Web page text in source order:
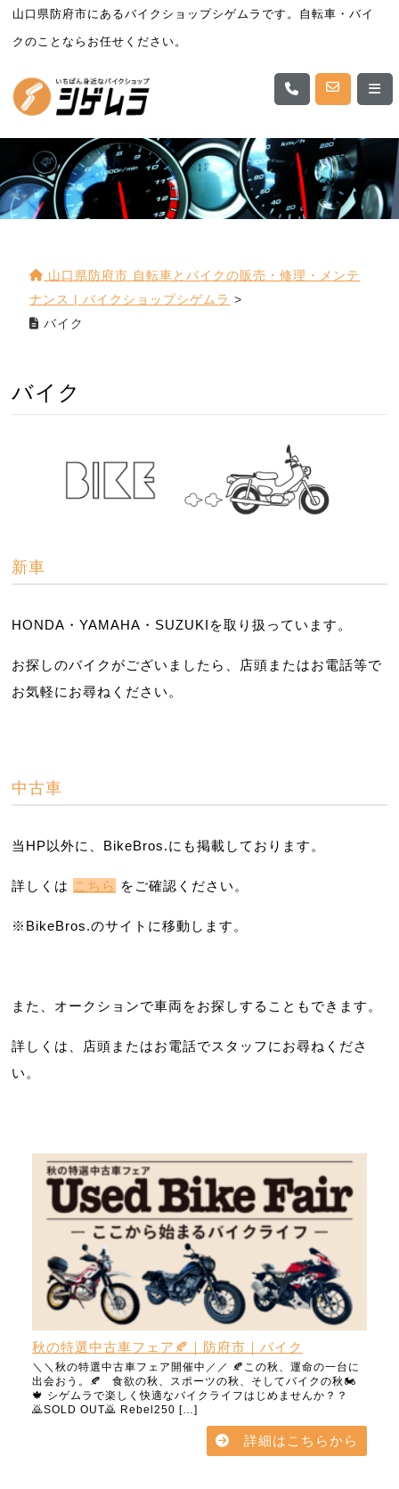
山口県防府市にあるバイクショップシゲムラです。自転車・バイ
クのことならお任せください。
山口県防府市 自転車とバイクの販売・修理・メンテ
ナンス | バイクショップシゲムラ >
バイク
バイク
新車
HONDA・YAMAHA・SUZUKIを取り扱っています。
お探しのバイクがございましたら、店頭またはお電話等で
お気軽にお尋ねください。
中古車
当HP以外に、BikeBros.にも掲載しております。
詳しくは こちら をご確認ください。
※BikeBros.のサイトに移動します。
また、オークションで車両をお探しすることもできます。
詳しくは、店頭またはお電話でスタッフにお尋ねくださ
い。
秋の特選中古車フェア🍂｜防府市｜バイク
＼＼秋の特選中古車フェア開催中／／ 🍂この秋、運命の一台に
出会おう。🍂 食欲の秋、スポーツの秋、そしてバイクの秋🏍️
🍁 シゲムラで楽しく快適なバイクライフはじめませんか？？
🙇SOLD OUT🙇 Rebel250 […]
詳細はこちらから